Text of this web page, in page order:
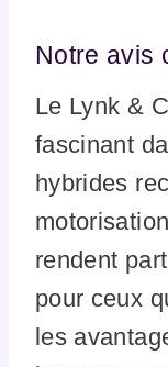
Notre avis
Le Lynk &
fascinant
hybrides
rendent
pour ceux
les